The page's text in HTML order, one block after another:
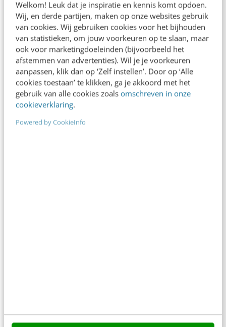
Welkom! Leuk dat je inspiratie en kennis komt opdoen.
Wij, en derde partijen, maken op onze websites gebruik
van cookies. Wij gebruiken cookies voor het bijhouden
van statistieken, om jouw voorkeuren op te slaan, maar
ook voor marketingdoeleinden (bijvoorbeeld het
afstemmen van advertenties). Wil je je voorkeuren
aanpassen, klik dan op ‘Zelf instellen’. Door op ‘Alle
cookies toestaan’ te klikken, ga je akkoord met het
gebruik van alle cookies zoals omschreven in onze
cookieverklaring.
Powered by CookieInfo
MARKETING
What-the-Facebook?
Features & future
voor adverteren
Zelfs Mark Zuckerberg voorzag niet dat
TheFacebook.com zou uitgroeien tot het
gigantische advertentiemedium dat het nu is. Drie
Facebook + e-mailmarketing: laat jij deze 4